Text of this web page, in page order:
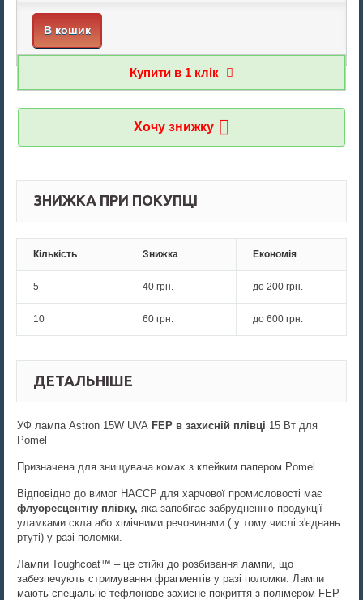
В кошик
Купити в 1 клiк
Хочу знижку
ЗНИЖКА ПРИ ПОКУПЦІ
Кількість Знижка Економія
5 40 грн. до 200 грн.
10 60 грн. до 600 грн.
ДЕТАЛЬНІШЕ
УФ лампа Astron 15W UVA FEP в захисній плівці 15 Вт для
Pomel
Призначена для знищувача комах з клейким папером Pomel.
Відповідно до вимог HACCP для харчової промисловості має
флуоресцентну плівку, яка запобігає забрудненню продукції
уламками скла або хімічними речовинами ( у тому числі з'єднань
ртуті) у разі поломки.
Лампи Toughcoat™ – це стійкі до розбивання лампи, що
забезпечують стримування фрагментів у разі поломки. Лампи
мають спеціальне тефлонове захисне покриття з полімером FEP